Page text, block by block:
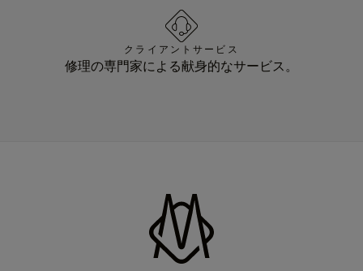
クライアントサービス
修理の専門家による献身的なサービス。